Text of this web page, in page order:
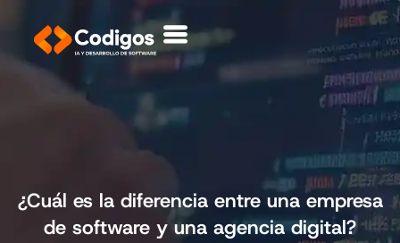
¿Cuál es la diferencia entre una empresa
de software y una agencia digital?